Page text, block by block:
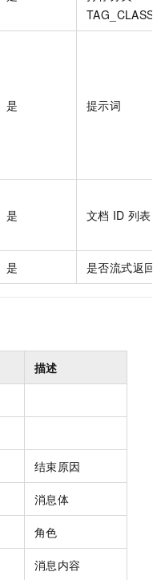
是 提示词
是 文档 ID 列表
是 是否流式返回
描述
结束原因
消息体
角色
消息内容